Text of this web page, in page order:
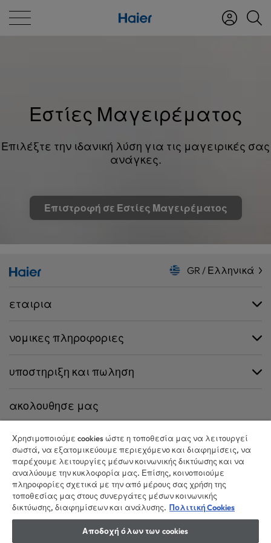
Εστίες Μαγειρέματος
Επιλέξτε την ιδανική λύση για τις μαγειρικές σας
ανάγκες.
Επιστροφή σε Εστίες Μαγειρέματος
GR / Ελληνικά
εταιρια
νομικες πληροφοριες
υποστηριξη και πωληση
ακολουθησε μας
CANDY HOOVER GROUP S.r.I. - Μοναδικός Μέτοχος - ΕΔΡΑ: Via Comolli,
57 - 20861 Brugherio (MB) - Ιταλία - ΔΙΟΙΚΗΤΙΚΑ ΓΡΑΦΕΙΑ: Via Privata Eden
Fumagalli snc - 20861 Brugherio (MB) και Via Trento n. 20/A-22 - 20871
Vimercate (MB) - Ιταλία - Τηλ.: +39.039.2086.1 - Φαξ: +39.039.2086.237 -
Μετοχικό κεφάλαιο 35.000.000,00 € iv - ΑΦΜ. και αριθμός εγγραφής
στο Μητρώο Επιχειρήσεων Μιλάνου-Μόντσα-Μπριάντσα-Λόντι
Χρησιμοποιούμε cookies ώστε η τοποθεσία μας να λειτουργεί
σωστά, να εξατομικεύουμε περιεχόμενο και διαφημίσεις, να
παρέχουμε λειτουργίες μέσων κοινωνικής δικτύωσης και να
αναλύουμε την κυκλοφορία μας. Επίσης, κοινοποιούμε
πληροφορίες σχετικά με την από μέρους σας χρήση της
τοποθεσίας μας στους συνεργάτες μέσων κοινωνικής
δικτύωσης, διαφημίσεων και ανάλυσης. Πολιτική Cookies
Αποδοχή όλων των cookies